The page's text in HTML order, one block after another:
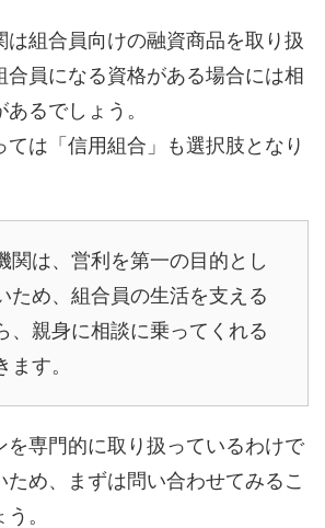
は組合員向けの融資商品を取り扱
合員になる資格がある場合には相
るでしょう。
ては「信用組合」も選択肢となり
関は、営利を第一の目的とし
ため、組合員の生活を支える
、親身に相談に乗ってくれる
す。
を専門的に取り扱っているわけで
ため、まずは問い合わせてみるこ
。